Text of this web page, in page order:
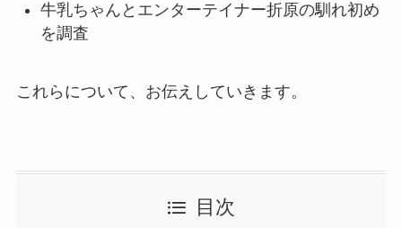
牛乳ちゃんとエンターテイナー折原の馴れ初め
を調査
これらについて、お伝えしていきます。
目次